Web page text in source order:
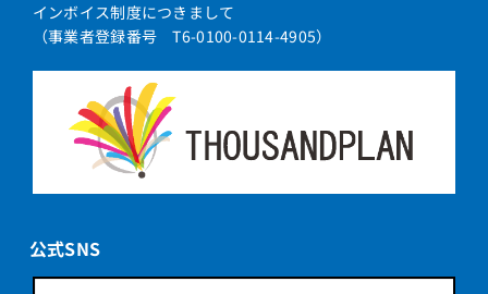
インボイス制度につきまして
（事業者登録番号 T6-0100-0114-4905）
公式SNS